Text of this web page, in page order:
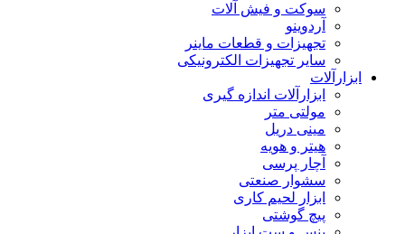
سوکت و فیش آلات
آردوینو
تجهیزات و قطعات ماینر
سایر تجهیزات الکترونیکی
ابزارآلات
ابزارآلات اندازه گیری
مولتی متر
مینی دریل
هیتر و هویه
آچار پرسی
سشوار صنعتی
ابزار لحیم کاری
پیچ گوشتی